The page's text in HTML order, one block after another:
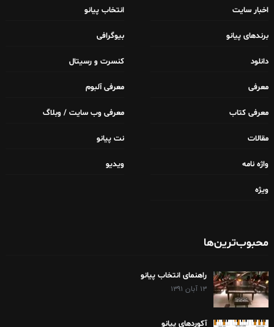
اخبار سایت انتخاب پیانو
برندهای پیانو بیوگرافی
دانلود کنسرت و رسیتال
معرفی معرفی آلبوم
معرفی کتاب معرفی وب سایت / وبلاگ
مقالات نت پیانو
واژه نامه ویدیو
ویژه
محبوب‌ترین‌ها
راهنمای انتخاب پیانو
۱۳ آبان ۱۳۹۱
آکوردهای پیانو